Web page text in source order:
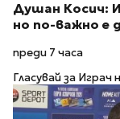
Душан Косич:
но по-важно е
преди 7 часа
Гласувай за